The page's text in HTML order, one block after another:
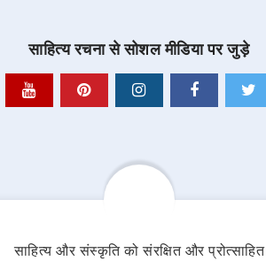
साहित्य रचना से सोशल मीडिया पर जुड़े
साहित्य और संस्कृति को संरक्षित और प्रोत्साहित